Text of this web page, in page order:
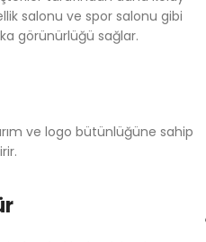
salonu ve spor salonu gibi
görünürlüğü sağlar.
ve logo bütünlüğüne sahip